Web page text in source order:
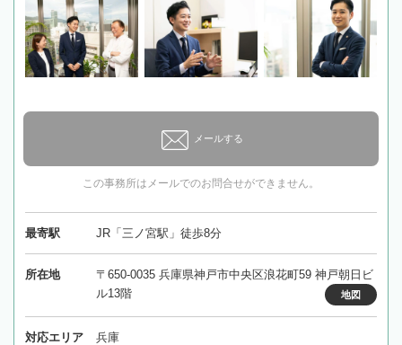
メールする
この事務所はメールでのお問合せができません。
最寄駅 JR「三ノ宮駅」徒歩8分
所在地
〒650-0035 兵庫県神戸市中央区浪花町59 神戸朝日ビ
ル13階
地図
対応エリア 兵庫